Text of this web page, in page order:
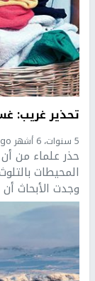
تحذير غريب:
5 سنوات، 6 أشهر ago
حذر علماء من
المحيطات
وجدت الأبحاث